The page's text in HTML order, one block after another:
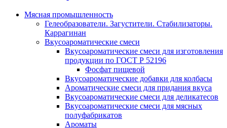
Мясная промышленность
Гелеобразователи. Загустители. Стабилизаторы.
Каррагинан
Вкусоароматические смеси
Вкусоароматические смеси для изготовления
продукции по ГОСТ Р 52196
Фосфат пищевой
Вкусоароматические добавки для колбасы
Ароматические смеси для придания вкуса
Вкусоароматические смеси для деликатесов
Вкусоароматические смеси для мясных
полуфабрикатов
Ароматы